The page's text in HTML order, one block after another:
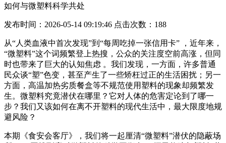
如何与微塑料科学共处
发布时间：2026-05-14 09:19:46 点击次数：188
从“人类血液中首次发现”到“每周吃掉一张信用卡” ，近年来，
“微塑料”这个词频繁登上热搜，公众的关注度空前高涨，但同
时也带来了巨大的认知焦虑 。我们发现，一方面，许多普通
民众谈“塑”色变，甚至产生了一些矫枉过正的生活困扰；另一
方面，高温加热劣质餐盒等不规范使用塑料的现象却频繁发
生。微塑料究竟潜伏在哪里？它对人体的危害定论到了哪一
步？我们又该如何在离不开塑料的现代生活中，最大限度地规
避风险？
本期《食安会客厅》，我们将一起厘清“微塑料”潜伏的隐蔽场